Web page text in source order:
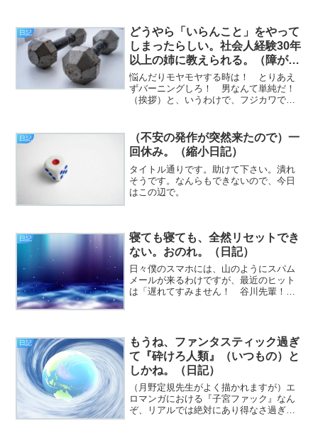
うわけで、フジカワです。今日から8月。
くっそ暑い...
日記
どうやら「いらんこと」をやって
しまったらしい。社会人経験30年
以上の姉に教えられる。（障がい
者の就活の話）（日記）
悩んだりモヤモヤする時は！ とりあえ
ずバーニングしろ！ 男なんて単純だ！
（挨拶）と、いうわけで、フジカワで
た）社長が、僕がやってる工程の所要時
間を測っており、地味にムカッ...
日記
（不安の発作が突然来たので）一
回休み。（縮小日記）
タイトル通りです。助けて下さい。潰れ
そうです。なんらもできないので、今日
はこの辺で。
日記
寝ても寝ても、全然リセットでき
ない。おのれ。（日記）
日々僕のスマホには、山のようにスパム
メールが来るわけですが、最近のヒット
は「遅れてすみません！ 谷川先輩！
すが、谷川先輩って誰？（...
日記
もうね、ファンタスティック過ぎ
て『砕けろ人類』（いつもの）と
しかね。（日記）
（月野定規先生がよく描かれますが）エ
ロマンガにおける『子宮ファック』なん
ぞ、リアルでは絶対にあり得なさ過ぎ